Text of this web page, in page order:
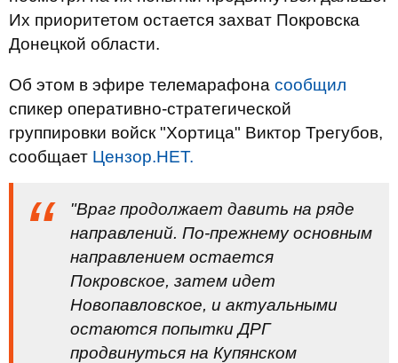
Их приоритетом остается захват Покровска
Донецкой области.
Об этом в эфире телемарафона сообщил
спикер оперативно-стратегической
группировки войск "Хортица" Виктор Трегубов,
сообщает Цензор.НЕТ.
"Враг продолжает давить на ряде
направлений. По-прежнему основным
направлением остается
Покровское, затем идет
Новопавловское, и актуальными
остаются попытки ДРГ
продвинуться на Купянском